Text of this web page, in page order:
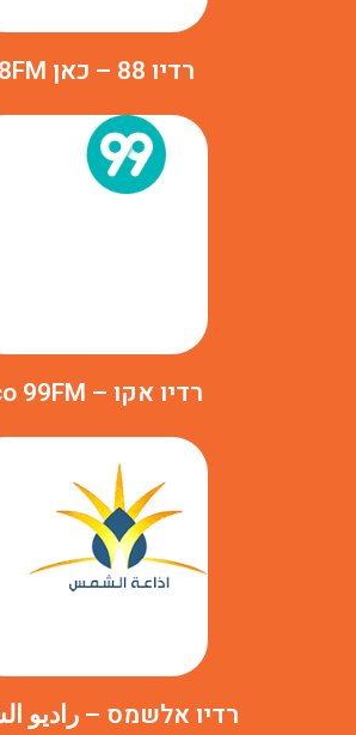
רדיו 88 – כאן 88FM
רדיו אקו – Eco 99FM
רדיו אלשמס – راديو